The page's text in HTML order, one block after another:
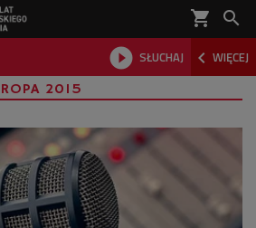
shopping_cart 
 SŁUCHAJ  WIĘCEJ

2015